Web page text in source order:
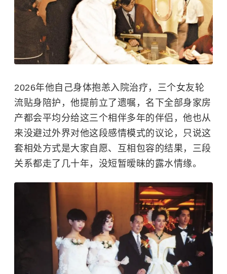
2026年他自己身体抱恙入院治疗，三个女友轮
流贴身陪护，他提前立了遗嘱，名下全部身家房
产都会平均分给这三个相伴多年的伴侣，他也从
来没避过外界对他这段感情模式的议论，只说这
套相处方式是大家自愿、互相包容的结果，三段
关系都走了几十年，没短暂暧昧的露水情缘。